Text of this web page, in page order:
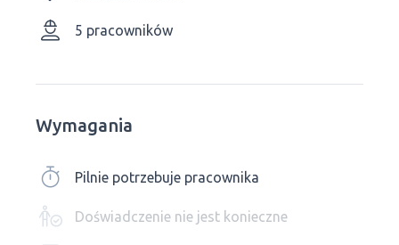
5 pracowników
Wymagania
Pilnie potrzebuje pracownika
Doświadczenie nie jest konieczne